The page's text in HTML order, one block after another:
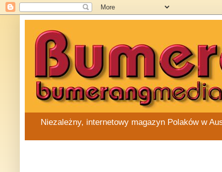
Niezależny, internetowy magazyn Polaków w